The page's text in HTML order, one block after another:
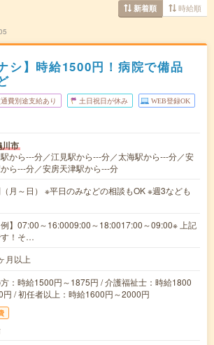
新着順 時給順
シ】時給1500円！病院で備品
費別途支給あり 土日祝日が休み WEB登録OK
市
から---分／江見駅から---分／太海駅から---分／安
ら---分／安房天津駅から---分
月～日） ※平日のみなどの相談もOK ※週3なども
例】07:00～16:0009:00～18:0017:00～09:00※ 上記
！そ…
月以上
：時給1500円～1875円 / 介護福祉士：時給1800
円 / 初任者以上：時給1600円～2000円